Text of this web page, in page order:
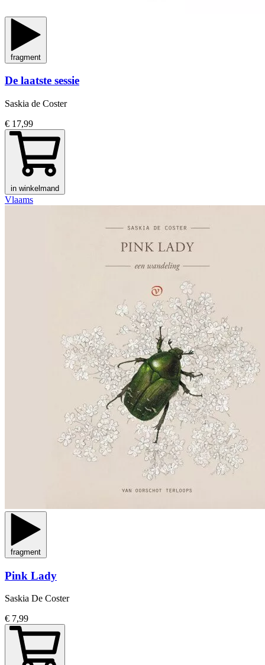
fragment
De laatste sessie
Saskia de Coster
€ 17,99
in winkelmand
Vlaams
fragment
Pink Lady
Saskia De Coster
€ 7,99